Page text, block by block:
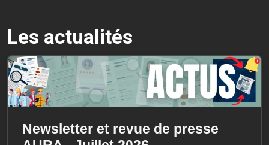
Les actualités
Newsletter et revue de presse